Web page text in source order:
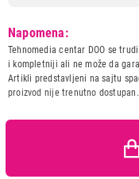
Naziv i vrsta robe:
Uvoznik:
Zemlja porekla:
Napomena:
Tehnomedia centar DOO se
i kompletniji ali ne može da
Artikli predstavljeni na sajtu
proizvod nije trenutno
VOX DBL-5003
Proizvod je
Ukupno u